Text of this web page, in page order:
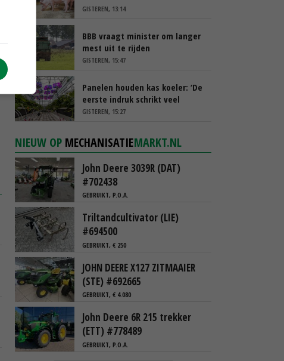
GISTEREN, 13:14
BBB vraagt minister om langer
mest uit te rijden
GISTEREN, 15:47
Panelen houden kas koeler: ‘De
eerste indruk schrikt veel
tuinders af’
GISTEREN, 15:27
NIEUW OP MECHANISATIEMARKT.NL
John Deere 3039R (DAT)
#702438
GEBRUIKT, P.O.A.
Triltandcultivator (LIE)
#694500
GEBRUIKT, € 250
JOHN DEERE X127 ZITMAAIER
(STE) #692665
GEBRUIKT, € 4.080
John Deere 6R 215 trekker
(ETT) #778489
GEBRUIKT, P.O.A.